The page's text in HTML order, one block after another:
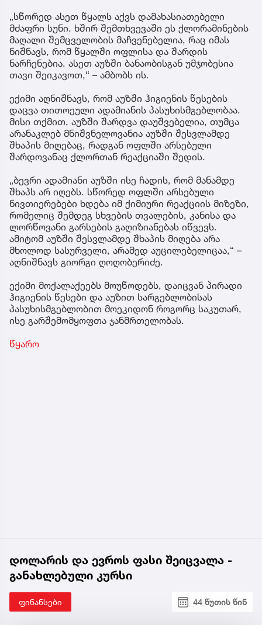
„სწორედ ასეთ წყალს აქვს დამახასიათებელი
მძაფრი სუნი. ხშირ შემთხვევაში ეს ქლორამინების
მაღალი შემცველობის მაჩვენებელია, რაც იმას
ნიშნავს, რომ წყალში ოფლისა და შარდის
ნარჩენებია. ასეთ აუზში ბანაობისგან უმჯობესია
თავი შეიკავოთ,“ – ამბობს ის.
ექიმი აღნიშნავს, რომ აუზში ჰიგიენის წესების
დაცვა თითოეული ადამიანის პასუხისმგებლობაა.
მისი თქმით, აუზში შარდვა დაუშვებელია, თუმცა
არანაკლებ მნიშვნელოვანია აუზში შესვლამდე
შხაპის მიღებაც, რადგან ოფლში არსებული
შარდოვანაც ქლორთან რეაქციაში შედის.
„ბევრი ადამიანი აუზში ისე ჩადის, რომ მანამდე
შხაპს არ იღებს. სწორედ ოფლში არსებული
ნივთიერებები ხდება იმ ქიმიური რეაქციის მიზეზი,
რომელიც შემდეგ სხვების თვალების, კანისა და
ლორწოვანი გარსების გაღიზიანებას იწვევს.
ამიტომ აუზში შესვლამდე შხაპის მიღება არა
მხოლოდ სასურველი, არამედ აუცილებელიცაა,“ –
აღნიშნავს გიორგი ღოღობერიძე.
ექიმი მოქალაქეებს მოუწოდებს, დაიცვან პირადი
ჰიგიენის წესები და აუზით სარგებლობისას
პასუხისმგებლობით მოეკიდონ როგორც საკუთარ,
ისე გარშემომყოფთა ჯანმრთელობას.
წყარო
დოლარის და ევროს ფასი შეიცვალა -
განახლებული კურსი
ფინანსები 44 წუთის წინ